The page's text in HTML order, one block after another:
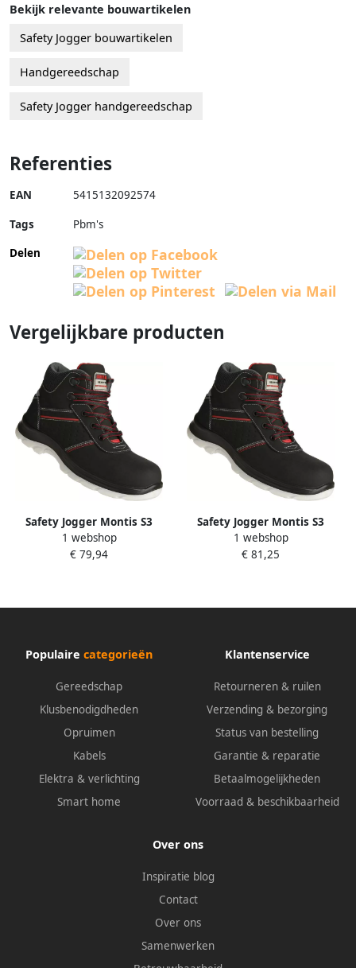
Bekijk relevante bouwartikelen
Safety Jogger bouwartikelen
Handgereedschap
Safety Jogger handgereedschap
Referenties
EAN 5415132092574
Tags
Pbm's
Delen
Vergelijkbare producten
Safety Jogger Montis S3
Zwart 00.118.013.42
1 webshop
€ 79,94
Safety Jogger Montis S3
Zwart 00.118.013.41
1 webshop
€ 81,25
Populaire categorieën
Gereedschap
Klusbenodigdheden
Opruimen
Kabels
Elektra & verlichting
Smart home
Klantenservice
Retourneren & ruilen
Verzending & bezorging
Status van bestelling
Garantie & reparatie
Betaalmogelijkheden
Voorraad & beschikbaarheid
Over ons
Inspiratie blog
Contact
Over ons
Samenwerken